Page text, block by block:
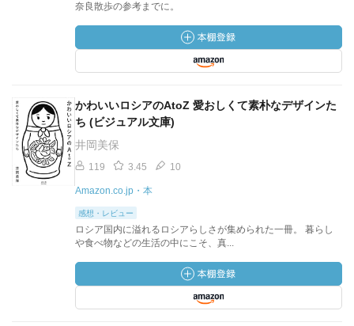
奈良散歩の参考までに。
かわいいロシアのAtoZ 愛おしくて素朴なデザインた
ち (ビジュアル文庫)
井岡美保
119 3.45 10
Amazon.co.jp・本
感想・レビュー
ロシア国内に溢れるロシアらしさが集められた一冊。 暮らし
や食べ物などの生活の中にこそ、真...